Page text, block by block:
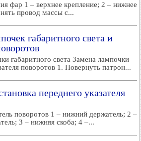
фар 1 – верхнее крепление; 2 – нижнее
провод массы с...
габаритного света и
габаритного света Замена лампочки
поворотов 1. Повернуть патрон...
переднего указателя
поворотов 1 – нижний держатель; 2 –
3 – нижняя скоба; 4 –...